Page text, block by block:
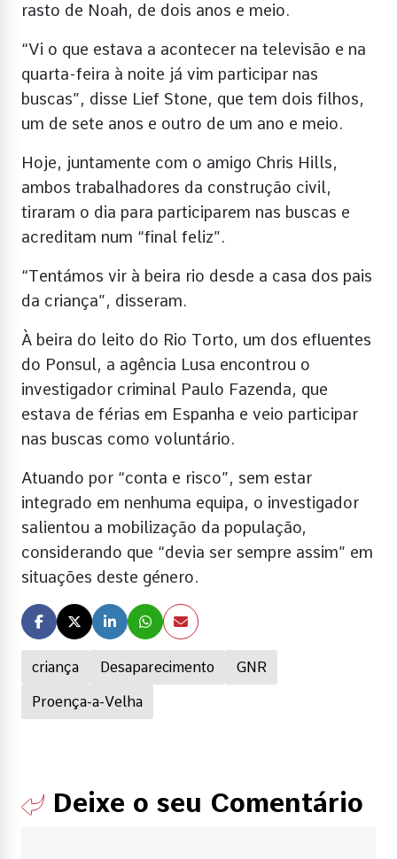
criança Desaparecimento GNR
Proença-a-Velha
rasto de Noah, de dois anos e meio.
“Vi o que estava a acontecer na televisão e na
quarta-feira à noite já vim participar nas
buscas”, disse Lief Stone, que tem dois filhos,
um de sete anos e outro de um ano e meio.
Hoje, juntamente com o amigo Chris Hills,
ambos trabalhadores da construção civil,
tiraram o dia para participarem nas buscas e
acreditam num “final feliz”.
“Tentámos vir à beira rio desde a casa dos pais
da criança”, disseram.
À beira do leito do Rio Torto, um dos efluentes
do Ponsul, a agência Lusa encontrou o
investigador criminal Paulo Fazenda, que
estava de férias em Espanha e veio participar
nas buscas como voluntário.
Atuando por “conta e risco”, sem estar
integrado em nenhuma equipa, o investigador
salientou a mobilização da população,
considerando que “devia ser sempre assim” em
situações deste género.
Deixe o seu Comentário